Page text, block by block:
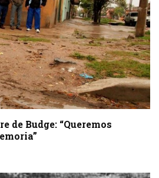
de Budge: “Queremos